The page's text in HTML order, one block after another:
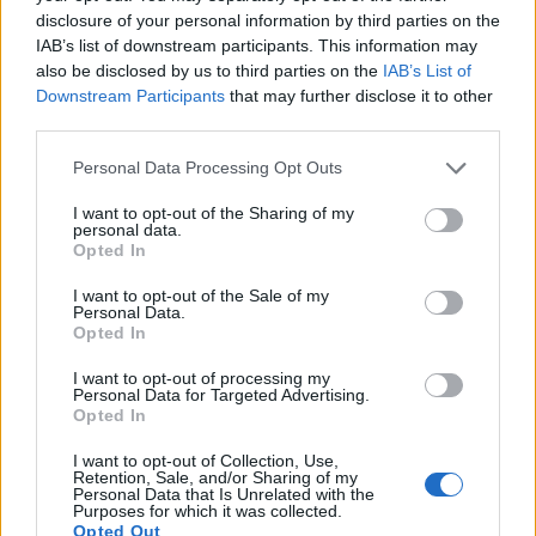
disclosure of your personal information by third parties on the
IAB’s list of downstream participants. This information may
also be disclosed by us to third parties on the IAB’s List of
Downstream Participants that may further disclose it to other
Personal Data Processing Opt Outs
I want to opt-out of the Sharing of my
personal data.
Opted In
I want to opt-out of the Sale of my
Personal Data.
Opted In
I want to opt-out of processing my
Personal Data for Targeted Advertising.
Opted In
I want to opt-out of Collection, Use,
Retention, Sale, and/or Sharing of my
Personal Data that Is Unrelated with the
Purposes for which it was collected.
Opted Out
d’huiles essentielles et d’une bonne dose de patience.
Avec ces conseils, vous serez bien armés pour
combattre ces petits envahisseurs et retrouver un
cuir chevelu sain et apaisé.
Nathalie Leclerc est une journaliste spécialisée en santé et
médecine. Mère de deux enfants, elle allie une solide
expertise journalistique à une expérience concrète de la